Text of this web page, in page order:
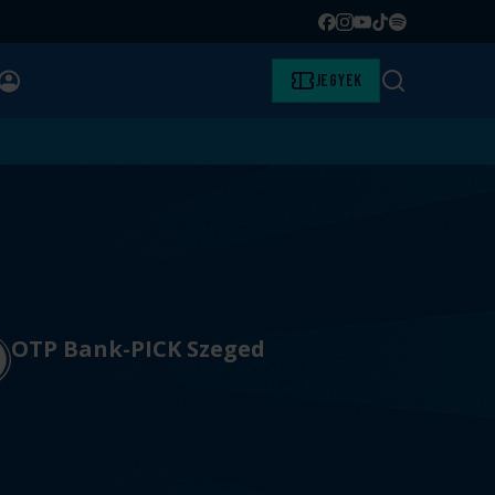
Facebook
Instagram
YouTube
TikTok
Spotify
Jegyek Keresés
OTP Bank-PICK Szeged